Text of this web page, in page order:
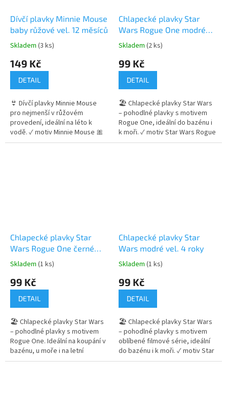
Dívčí plavky Minnie Mouse
baby růžové vel. 12 měsíců
Průměrné
produktu
5
hvězdiček.
Skladem (3 ks)
149 Kč
DETAIL
👙 Dívčí plavky Minnie Mouse
pro nejmenší v růžovém
provedení, ideální na léto k
vodě. ✓ motiv Minnie Mouse 🎀
✓ dvoudílné provedení ✓
Chlapecké plavky Star
Wars Rogue One modré
vel. 4 roky
Průměrné
produktu
5
hvězdiček.
Skladem (2 ks)
99 Kč
DETAIL
🏖️ Chlapecké plavky Star Wars
– pohodlné plavky s motivem
Rogue One, ideální do bazénu i
k moři. ✓ motiv Star Wars Rogue
One ✓ pohodlný střih s
Chlapecké plavky Star
Wars Rogue One černé
vel. 4 a 6 let
Průměrné
produktu
5
hvězdiček.
Skladem (1 ks)
99 Kč
DETAIL
🏖️ Chlapecké plavky Star Wars
– pohodlné plavky s motivem
Rogue One. Ideální na koupání v
bazénu, u moře i na letní
radovánky. ✓ motiv Star Wars
Chlapecké plavky Star
Wars modré vel. 4 roky
Průměrné
produktu
5
hvězdiček.
Skladem (1 ks)
99 Kč
DETAIL
🏖️ Chlapecké plavky Star Wars
– pohodlné plavky s motivem
oblíbené filmové série, ideální
do bazénu i k moři. ✓ motiv Star
Wars ✓ pohodlný střih s